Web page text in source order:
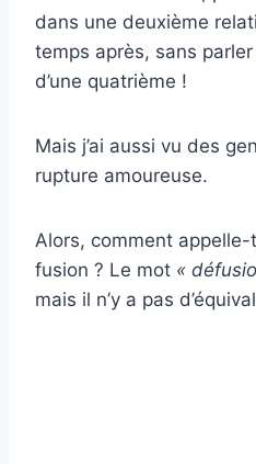
dans une deuxième
temps après, sans
d’une quatrième !
Mais j’ai aussi vu des
rupture amoureuse.
Alors, comment appelle-
fusion ? Le mot «
mais il n’y a pas